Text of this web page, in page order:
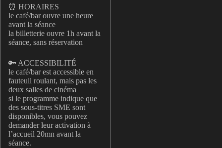
⏰ HORAIRES
le café/bar ouvre une heure
avant la séance
la billetterie ouvre 1h avant la
séance, sans réservation
🔑 ACCESSIBILITÉ
le café/bar est accessible en
fauteuil roulant, mais pas les
deux salles de cinéma
si le programme indique que
des sous-titres SME sont
disponibles, vous pouvez
demander leur activation à
l’accueil 20mn avant la
séance.